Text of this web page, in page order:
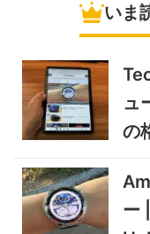
い・車
ラーパ
ミニPC
機レビ
実機検証
タブレット
TCL
いま
ュ
の
ー